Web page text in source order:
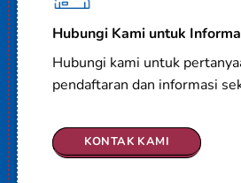
Hubungi Kami untuk
Hubungi kami untuk
pendaftaran dan informasi
KONTAK KAMI